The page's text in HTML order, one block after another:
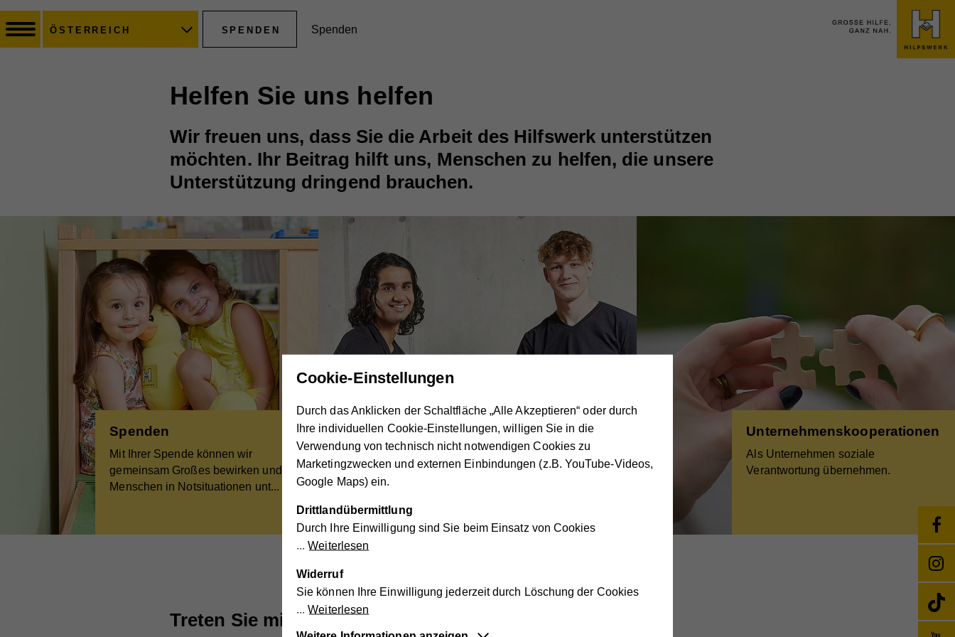
ÖSTERREICH SPENDEN Spenden
Helfen Sie uns helfen
Wir freuen uns, dass Sie die Arbeit des Hilfswerk unterstützen
möchten. Ihr Beitrag hilft uns, Menschen zu helfen, die unsere
Unterstützung dringend brauchen.
Spenden
Mit Ihrer Spende können wir
gemeinsam Großes bewirken und
Menschen in Notsituationen unt...
Freiwilliges Engagement
Sie wollen nicht nur zusehen, sondern
sich aktiv einbringen? Als Freiwillige
Unternehmenskooperationen
Als Unternehmen soziale
Verantwortung übernehmen.
Treten Sie mit uns in Kontakt. Wir sind gerne für Sie da.
Cookie-Einstellungen
Durch das Anklicken der Schaltfläche „Alle Akzeptieren“ oder durch
Ihre individuellen Cookie-Einstellungen, willigen Sie in die
Verwendung von technisch nicht notwendigen Cookies zu
Marketingzwecken und externen Einbindungen (z.B. YouTube-Videos,
Google Maps) ein.
Drittlandübermittlung
Durch Ihre Einwilligung sind Sie beim Einsatz von Cookies
Weiterlesen
Widerruf
Sie können Ihre Einwilligung jederzeit durch Löschung der Cookies
Weiterlesen